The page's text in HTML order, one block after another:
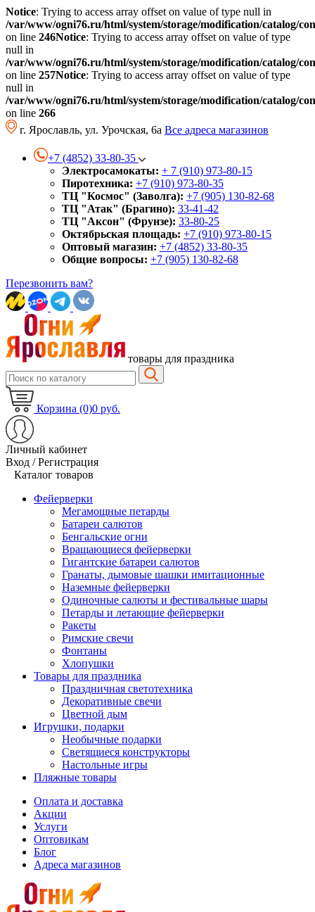
Notice: Trying to access array offset on value of type null in
/var/www/ogni76.ru/html/system/storage/modification/catalog/
on line 246Notice: Trying to access array offset on value of type
null in
/var/www/ogni76.ru/html/system/storage/modification/catalog/
on line 257Notice: Trying to access array offset on value of type
null in
/var/www/ogni76.ru/html/system/storage/modification/catalog/
on line 266
г. Ярославль, ул. Урочская, 6а Все адреса магазинов
+7 (4852) 33-80-35
Электросамокаты: + 7 (910) 973-80-15
Пиротехника: +7 (910) 973-80-35
ТЦ "Космос" (Заволга): +7 (905) 130-82-68
ТЦ "Атак" (Брагино): 33-41-42
ТЦ "Аксон" (Фрунзе): 33-80-25
Октябрьская площадь: +7 (910) 973-80-15
Оптовый магазин: +7 (4852) 33-80-35
Общие вопросы: +7 (905) 130-82-68
Перезвонить вам?
товары для праздника
Корзина (0)0 руб.
Личный кабинет
Вход / Регистрация
Каталог товаров
Фейерверки
Мегамощные петарды
Батареи салютов
Бенгальские огни
Вращающиеся фейерверки
Гигантские батареи салютов
Гранаты, дымовые шашки имитационные
Наземные фейерверки
Одиночные салюты и фестивальные шары
Петарды и летающие фейерверки
Ракеты
Римские свечи
Фонтаны
Хлопушки
Товары для праздника
Праздничная светотехника
Декоративные свечи
Цветной дым
Игрушки, подарки
Необычные подарки
Светящиеся конструкторы
Настольные игры
Пляжные товары
Оплата и доставка
Акции
Услуги
Оптовикам
Блог
Адреса магазинов